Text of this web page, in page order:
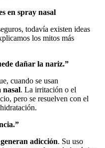
en spray nasal
todavía existen ideas
los mitos más
dañar la nariz.”
cuando se usan
nasal. La irritación o el
pero se resuelven con el
adicción. Su uso